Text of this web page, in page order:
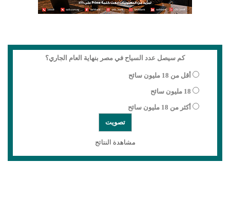
كم سيصل عدد السياح في مصر بنهاية العام الجاري؟
أقل من 18 مليون سائح
18 مليون سائح
أكثر من 18 مليون سائح
مشاهدة النتائج